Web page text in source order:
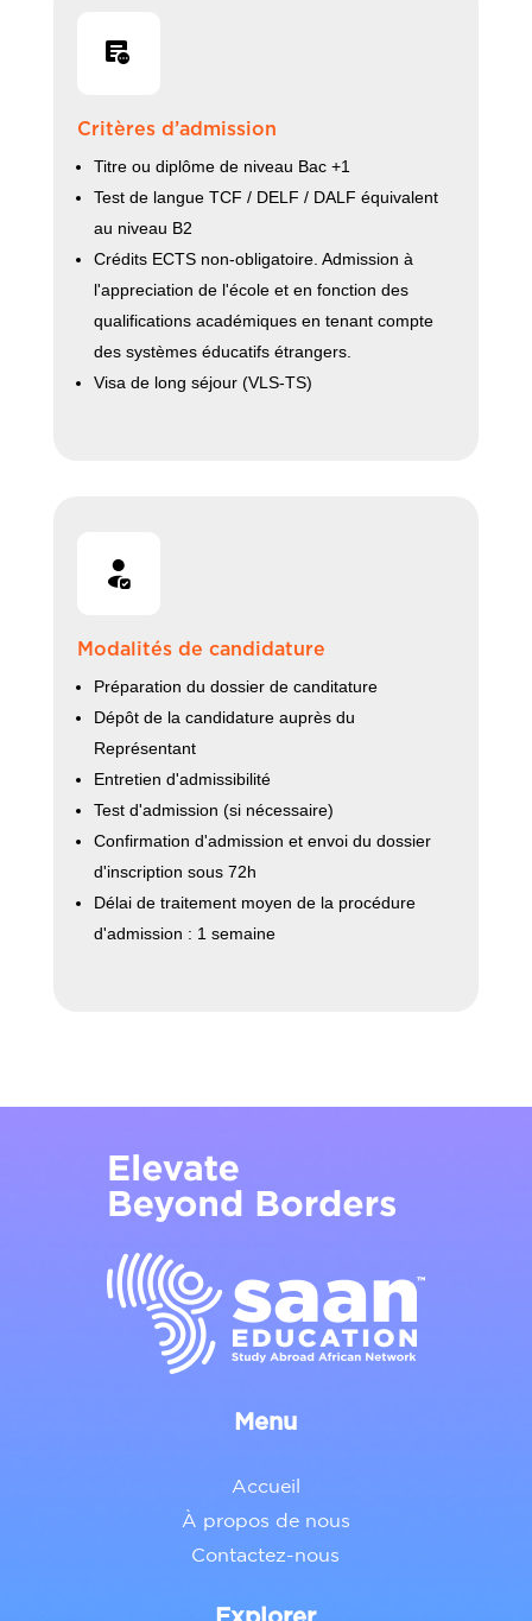
Critères d’admission
Titre ou diplôme de niveau Bac +1
Test de langue TCF / DELF / DALF équivalent
au niveau B2
Crédits ECTS non-obligatoire. Admission à
l'appreciation de l'école et en fonction des
qualifications académiques en tenant compte
des systèmes éducatifs étrangers.
Visa de long séjour (VLS-TS)
Modalités de candidature
Préparation du dossier de canditature
Dépôt de la candidature auprès du
Représentant
Entretien d'admissibilité
Test d'admission (si nécessaire)
Confirmation d'admission et envoi du dossier
d'inscription sous 72h
Délai de traitement moyen de la procédure
d'admission : 1 semaine
Menu
Accueil
À propos de nous
Contactez-nous